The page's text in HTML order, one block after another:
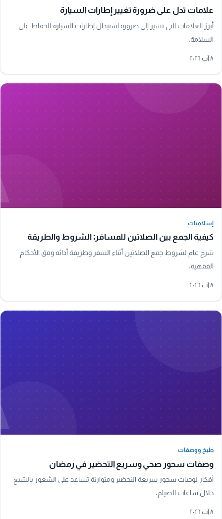
علامات تدل على ضرورة تغيير إطارات السيارة
أبرز العلامات التي تشير إلى ضرورة استبدال إطارات السيارة للحفاظ على
السلامة.
٨ آب ٢٠٢٦
إسلاميات
كيفية الجمع بين الصلاتين للمسافر: الشروط والطريقة
شرح عام لشروط جمع الصلاتين أثناء السفر وطريقة أدائه وفق الأحكام
الفقهية.
٨ آب ٢٠٢٦
طبخ ووصفات
وصفات سحور صحي وسريع التحضير في رمضان
أفكار لوجبات سحور سريعة التحضير ومتوازنة تساعد على الشعور بالشبع
خلال ساعات الصيام.
٨ آب ٢٠٢٦